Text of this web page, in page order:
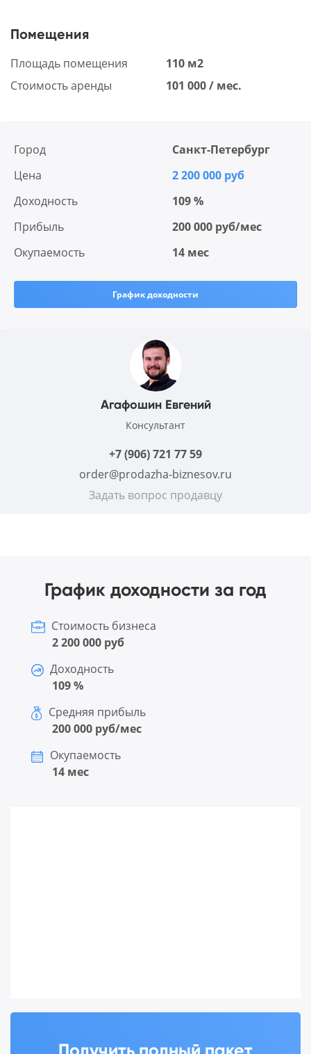
Помещения
Площадь помещения
110 м2
Стоимость аренды
101 000 / мес.
Город
Санкт-Петербург
Цена
2 200 000 руб
Доходность
109 %
Прибыль
200 000 руб/мес
Окупаемость
14 мес
График доходности
Агафошин Евгений
Консультант
+7 (906) 721 77 59
order@prodazha-biznesov.ru
Задать вопрос продавцу
График доходности за год
Стоимость бизнеса
2 200 000 руб
Доходность
109 %
Средняя прибыль
200 000 руб/мес
Окупаемость
14 мес